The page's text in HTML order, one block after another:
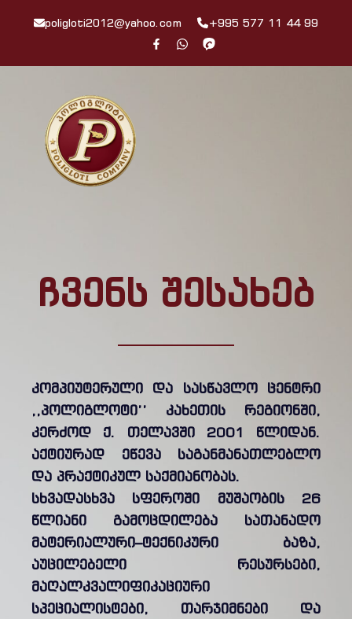
poligloti2012@yahoo.com +995 577 11 44 99
ჩვენს შესახებ
კომპიუტერული და სასწავლო ცენტრი
,,პოლიგლოტი’’ კახეთის რეგიონში,
კერძოდ ქ. თელავში 2001 წლიდან.
აქტიურად ეწევა საგანმანათლებლო
და პრაქტიკულ საქმიანობას.
სხვადასხვა სფეროში მუშაობის 26
წლიანი გამოცდილება სათანადო
მატერიალური–ტექნიკური ბაზა,
აუცილებელი რესურსები,
მაღალკვალიფიკაციური
სპეციალისტები, თარჯიმნები და